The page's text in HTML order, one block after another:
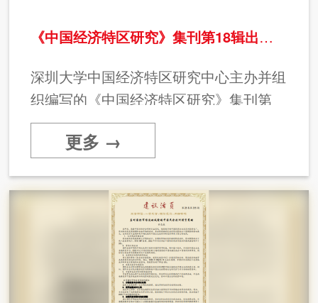
《中国经济特区研究》集刊第18辑出版发行
深圳大学中国经济特区研究中心主办并组
织编写的《中国经济特区研究》集刊第
18辑由社会科学文献出版社出版发行。
更多 →